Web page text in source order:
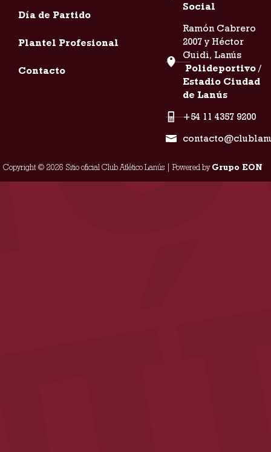
Día de Partido
Plantel Profesional
Contacto
Social
Ramón Cabrero
2007 y Héctor
Guidi, Lanús
Polideportivo /
Estadio Ciudad
de Lanús
+54 11 4357 9200
Copyright © 2026 Sitio oficial Club Atlético Lanús | Powered byGrupo EON